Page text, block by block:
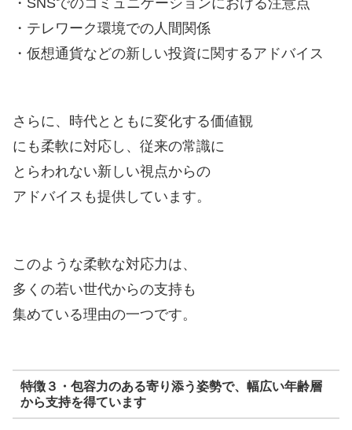
・SNSでのコミュニケーションにおける注意点
・テレワーク環境での人間関係
・仮想通貨などの新しい投資に関するアドバイス
さらに、時代とともに変化する価値観
にも柔軟に対応し、従来の常識に
とらわれない新しい視点からの
アドバイスも提供しています。
このような柔軟な対応力は、
多くの若い世代からの支持も
集めている理由の一つです。
特徴３・包容力のある寄り添う姿勢で、幅広い年齢層
から支持を得ています